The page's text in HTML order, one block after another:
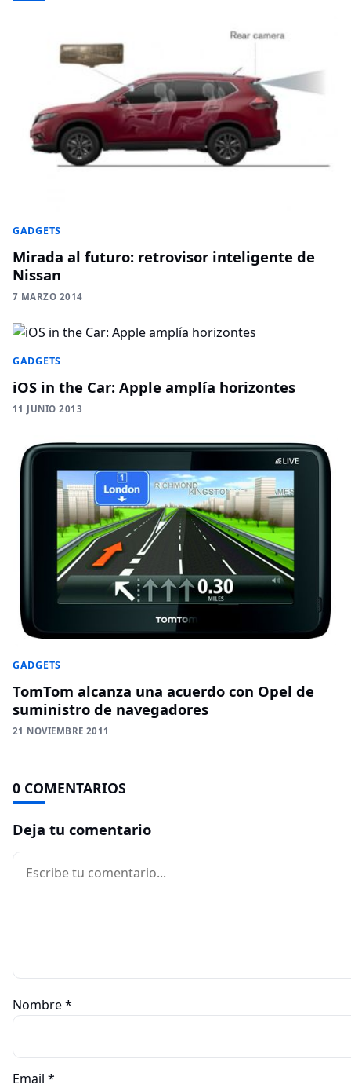
GADGETS
Mirada al futuro: retrovisor inteligente de
Nissan
7 MARZO 2014
GADGETS
iOS in the Car: Apple amplía horizontes
11 JUNIO 2013
GADGETS
TomTom alcanza una acuerdo con Opel de
suministro de navegadores
21 NOVIEMBRE 2011
0 COMENTARIOS
Deja tu comentario
Comentario
Nombre*
Email *